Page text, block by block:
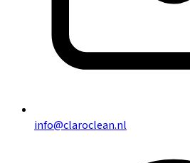
info@claroclean.nl